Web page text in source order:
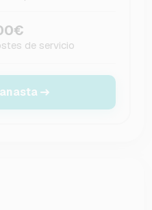
de servicio